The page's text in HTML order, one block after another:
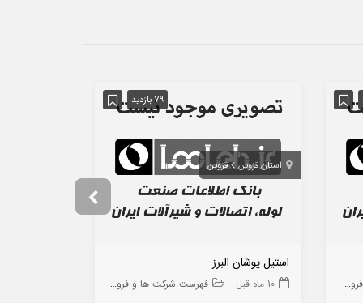
ها
79 بازدید
استان قزوین قزوین
استیل پوشان البرز
10 ماه قبل فهرست شرکت ها و فروشگاه ها